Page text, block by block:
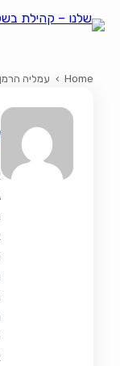
Home
› עמליה הרמן